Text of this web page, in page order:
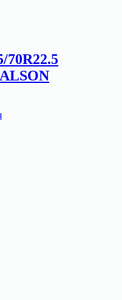
70R22.5